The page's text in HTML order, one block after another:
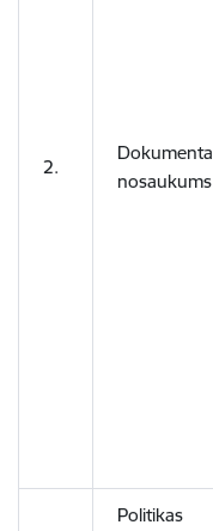
2.
Dokumenta
nosaukums
Politikas